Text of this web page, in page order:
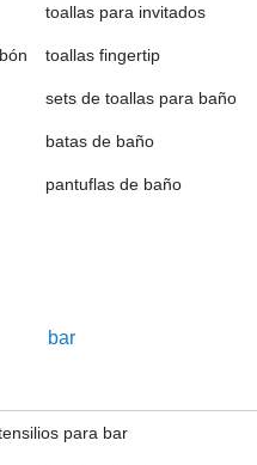
toallas para invitados
toallas fingertip
sets de toallas para baño
batas de baño
pantuflas de baño
bar
para bar